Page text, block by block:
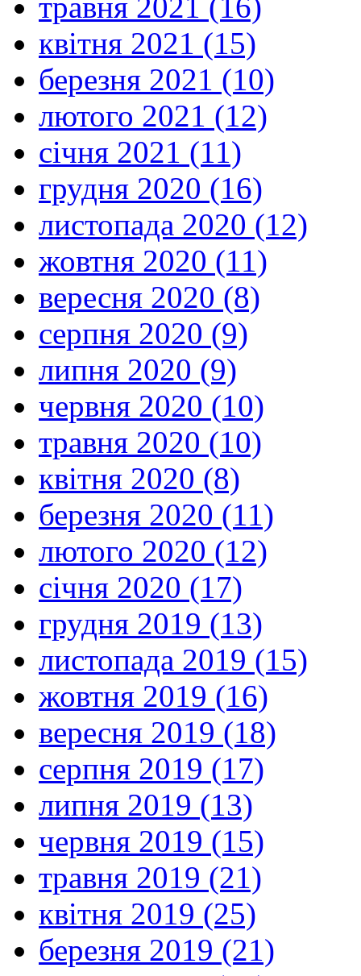
квітня 2021 (15)
березня 2021 (10)
лютого 2021 (12)
січня 2021 (11)
грудня 2020 (16)
листопада 2020 (12)
жовтня 2020 (11)
вересня 2020 (8)
серпня 2020 (9)
липня 2020 (9)
червня 2020 (10)
травня 2020 (10)
квітня 2020 (8)
березня 2020 (11)
лютого 2020 (12)
січня 2020 (17)
грудня 2019 (13)
листопада 2019 (15)
жовтня 2019 (16)
вересня 2019 (18)
серпня 2019 (17)
липня 2019 (13)
червня 2019 (15)
травня 2019 (21)
квітня 2019 (25)
березня 2019 (21)